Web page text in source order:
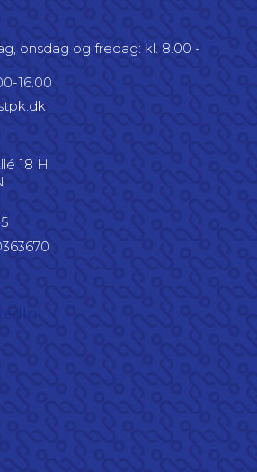
onsdag og fredag: kl. 8.00 -
16.00
18 H